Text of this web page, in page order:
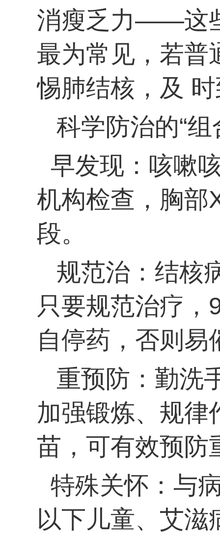
消瘦乏力——这
最为常见，若普
惕肺结核，及
科学防治的“组
早发现：咳嗽
机构检查，胸部
段。
规范治：结核
只要规范治疗，
自停药，否则
重预防：勤洗
加强锻炼、规律
苗，可有效预防
特殊关怀：与
以下儿童、艾滋